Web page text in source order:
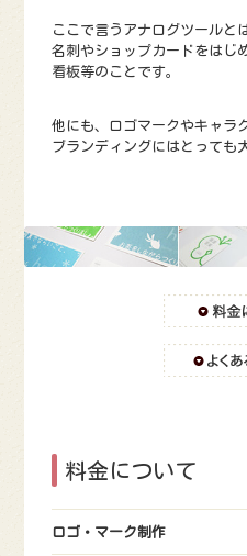
ここで言うアナログツールと
名刺やショップカードをはじ
看板等のことです。
他にも、ロゴマークやキャラ
ブランディングにはとっても
料金について
ロゴ・マーク制作